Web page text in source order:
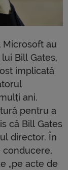
au
Bill Gates,
implicată
ani.
pentru a
că Bill Gates
director. În
conducere,
„pe acte de